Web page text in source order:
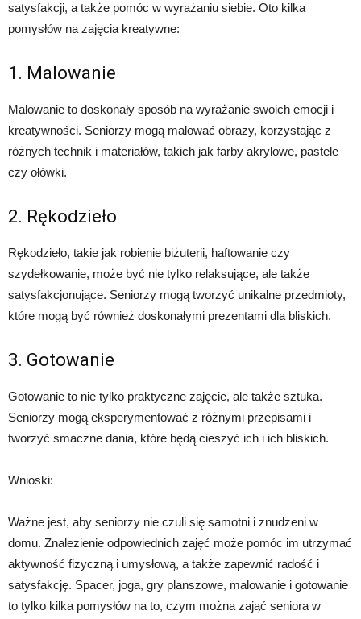
satysfakcji, a także pomóc w wyrażaniu siebie. Oto kilka
pomysłów na zajęcia kreatywne:
1. Malowanie
Malowanie to doskonały sposób na wyrażanie swoich emocji i
kreatywności. Seniorzy mogą malować obrazy, korzystając z
różnych technik i materiałów, takich jak farby akrylowe, pastele
czy ołówki.
2. Rękodzieło
Rękodzieło, takie jak robienie biżuterii, haftowanie czy
szydełkowanie, może być nie tylko relaksujące, ale także
satysfakcjonujące. Seniorzy mogą tworzyć unikalne przedmioty,
które mogą być również doskonałymi prezentami dla bliskich.
3. Gotowanie
Gotowanie to nie tylko praktyczne zajęcie, ale także sztuka.
Seniorzy mogą eksperymentować z różnymi przepisami i
tworzyć smaczne dania, które będą cieszyć ich i ich bliskich.
Wnioski:
Ważne jest, aby seniorzy nie czuli się samotni i znudzeni w
domu. Znalezienie odpowiednich zajęć może pomóc im utrzymać
aktywność fizyczną i umysłową, a także zapewnić radość i
satysfakcję. Spacer, joga, gry planszowe, malowanie i gotowanie
to tylko kilka pomysłów na to, czym można zająć seniora w